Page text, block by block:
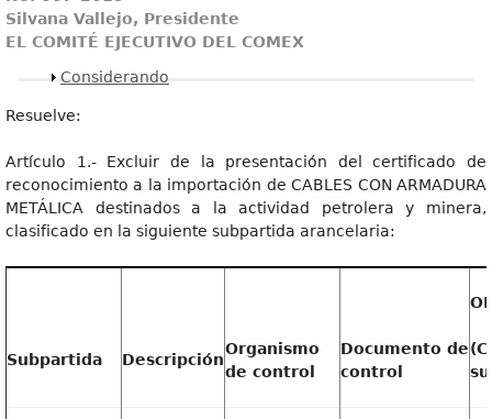
Silvana Vallejo, Presidente
EL COMITÉ EJECUTIVO DEL COMEX
Mostrar
Considerando
Resuelve:
Artículo 1.- Excluir de la presentación del certificado de
reconocimiento a la importación de CABLES CON ARMADURA
METÁLICA destinados a la actividad petrolera y minera,
clasificado en la siguiente subpartida arancelaria:
Subpartida Descripción
Organismo
de control
Documento de
control